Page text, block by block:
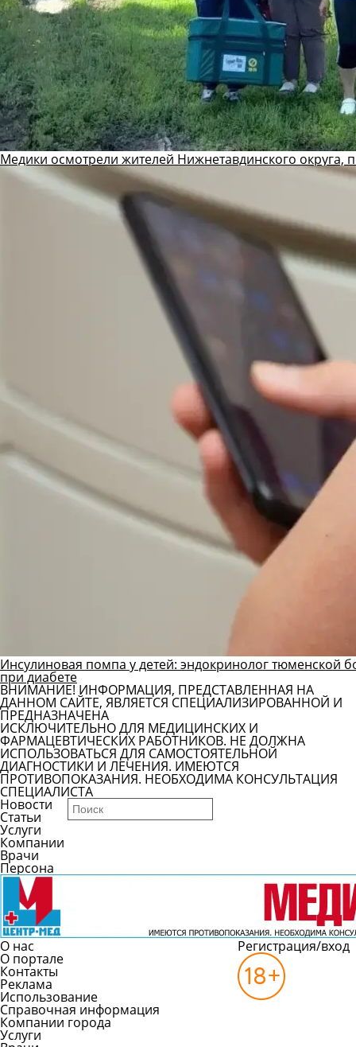
Медики осмотрели жителей Нижнетавдинского округа,
Инсулиновая помпа у детей: эндокринолог тюменской
при диабете
ВНИМАНИЕ! ИНФОРМАЦИЯ, ПРЕДСТАВЛЕННАЯ НА
ДАННОМ САЙТЕ, ЯВЛЯЕТСЯ СПЕЦИАЛИЗИРОВАННОЙ И
ПРЕДНАЗНАЧЕНА
ИСКЛЮЧИТЕЛЬНО ДЛЯ МЕДИЦИНСКИХ И
ФАРМАЦЕВТИЧЕСКИХ РАБОТНИКОВ. НЕ ДОЛЖНА
ИСПОЛЬЗОВАТЬСЯ ДЛЯ САМОСТОЯТЕЛЬНОЙ
ДИАГНОСТИКИ И ЛЕЧЕНИЯ. ИМЕЮТСЯ
ПРОТИВОПОКАЗАНИЯ. НЕОБХОДИМА КОНСУЛЬТАЦИЯ
СПЕЦИАЛИСТА
Новости
Статьи
Услуги
Компании
Врачи
Персона
О нас
О портале
Контакты
Реклама
Использование
Справочная информация
Компании города
Услуги
Регистрация/вход